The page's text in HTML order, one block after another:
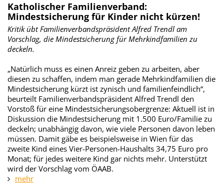
Katholischer Familienverband:
Mindestsicherung für Kinder nicht kürzen!
Kritik übt Familienverbandspräsident Alfred Trendl am
Vorschlag, die Mindestsicherung für Mehrkindfamilien zu
deckeln.
„Natürlich muss es einen Anreiz geben zu arbeiten, aber
diesen zu schaffen, indem man gerade Mehrkindfamilien die
Mindestsicherung kürzt ist zynisch und familienfeindlich“,
beurteilt Familienverbandspräsident Alfred Trendl den
Vorstoß für eine Mindestsicherungsobergrenze: Aktuell ist in
Diskussion die Mindestsicherung mit 1.500 Euro/Familie zu
deckeln; unabhängig davon, wie viele Personen davon leben
müssen. Damit gäbe es beispielsweise in Wien für das
zweite Kind eines Vier-Personen-Haushalts 34,75 Euro pro
Monat; für jedes weitere Kind gar nichts mehr. Unterstützt
wird der Vorschlag vom ÖAAB.
mehr